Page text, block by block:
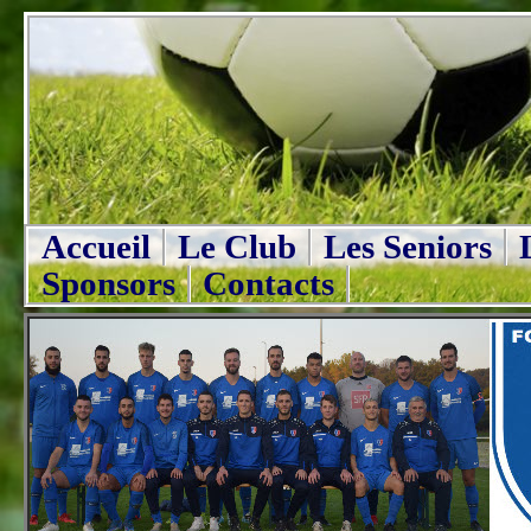
Accueil Le Club Les Seniors
Sponsors
Contacts